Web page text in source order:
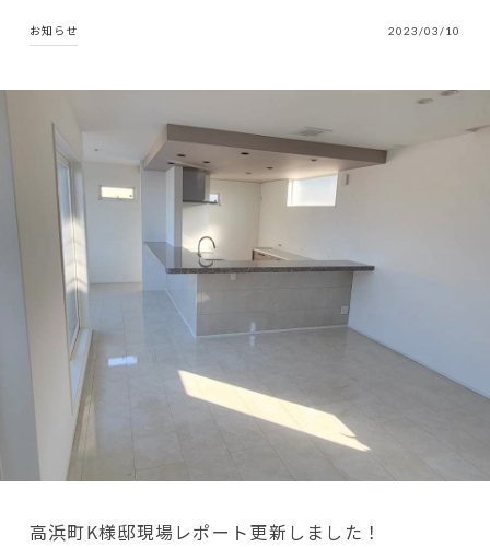
お知らせ 2023/03/10
高浜町K様邸現場レポート更新しました！